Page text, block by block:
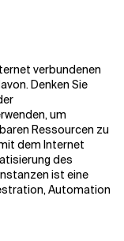
verbundenen
Denken Sie
um
Ressourcen zu
dem Internet
des
ist eine
Automation